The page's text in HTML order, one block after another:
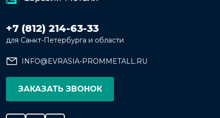
+7 (812) 214-63-33
для Санкт-Петербурга и области
INFO@EVRASIA-PROMMETALL.RU
ЗАКАЗАТЬ ЗВОНОК